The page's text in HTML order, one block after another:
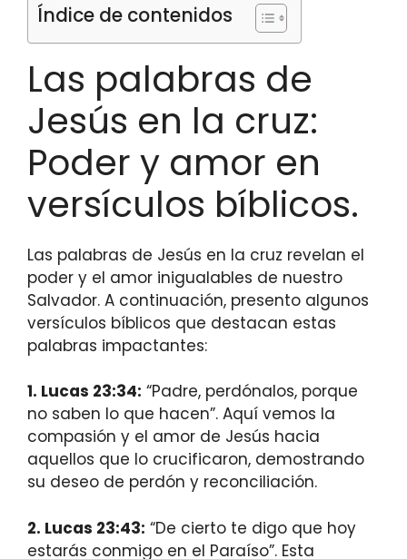
Índice de contenidos
Las palabras de
Jesús en la cruz:
Poder y amor en
versículos bíblicos.
Las palabras de Jesús en la cruz revelan el
poder y el amor inigualables de nuestro
Salvador. A continuación, presento algunos
versículos bíblicos que destacan estas
palabras impactantes:
1. Lucas 23:34: “Padre, perdónalos, porque
no saben lo que hacen”. Aquí vemos la
compasión y el amor de Jesús hacia
aquellos que lo crucificaron, demostrando
su deseo de perdón y reconciliación.
2. Lucas 23:43: “De cierto te digo que hoy
estarás conmigo en el Paraíso”. Esta